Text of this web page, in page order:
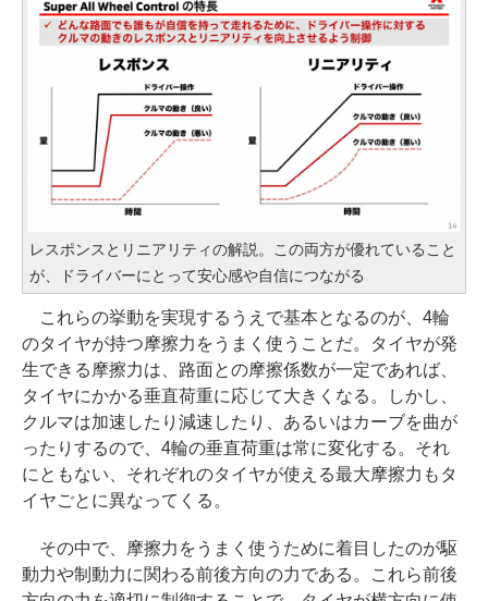
レスポンスとリニアリティの解説。この両方が優れていること
が、ドライバーにとって安心感や自信につながる
これらの挙動を実現するうえで基本となるのが、4輪
のタイヤが持つ摩擦力をうまく使うことだ。タイヤが発
生できる摩擦力は、路面との摩擦係数が一定であれば、
タイヤにかかる垂直荷重に応じて大きくなる。しかし、
クルマは加速したり減速したり、あるいはカーブを曲が
ったりするので、4輪の垂直荷重は常に変化する。それ
にともない、それぞれのタイヤが使える最大摩擦力もタ
イヤごとに異なってくる。
その中で、摩擦力をうまく使うために着目したのが駆
動力や制動力に関わる前後方向の力である。これら前後